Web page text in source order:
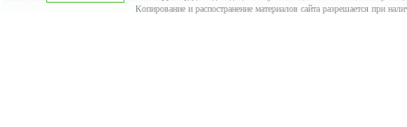
Копирование и распостранение материалов сайта разрешается при